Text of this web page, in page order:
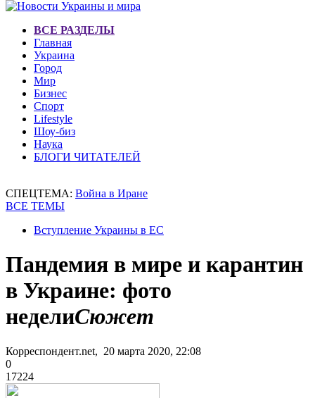
ВСЕ РАЗДЕЛЫ
Главная
Украина
Город
Мир
Бизнес
Спорт
Lifestyle
Шоу-биз
Наука
БЛОГИ ЧИТАТЕЛЕЙ
СПЕЦТЕМА: Война в Иране
ВСЕ ТЕМЫ
Вступление Украины в ЕС
Пандемия в мире и карантин
в Украине: фото
неделиСюжет
Корреспондент.net, 20 марта 2020, 22:08
0
17224